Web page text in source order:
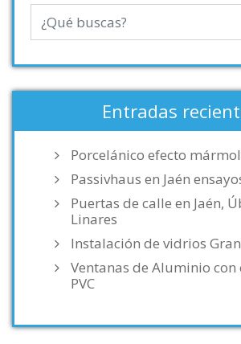
Entradas
Porcelánico efecto
Passivhaus en Jaén
Puertas de calle en Jaén,
Linares
Instalación de vidrios
Ventanas de Aluminio con
PVC